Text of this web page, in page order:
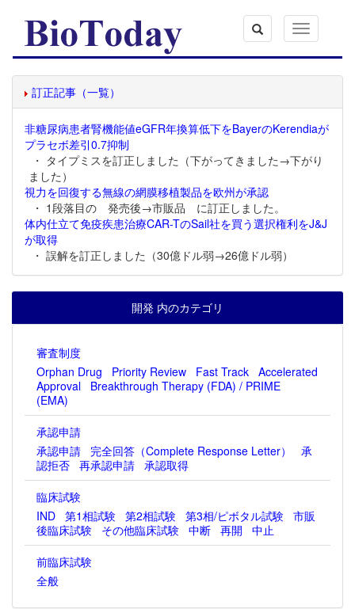
Toggle
navigation
訂正記事（一覧）
非糖尿病患者腎機能値eGFR年換算低下をBayerのKerendiaが
プラセボ差引0.7抑制
・ タイプミスを訂正しました（下がってきました→下がり
ました）
視力を回復する無線の網膜移植製品を欧州が承認
・ 1段落目の 発売後→市販品 に訂正しました。
体内仕立て免疫疾患治療CAR-TのSail社を買う選択権利をJ&J
が取得
・ 誤解を訂正しました（30億ドル弱→26億ドル弱）
開発 内のカテゴリ
審査制度
Orphan Drug
Priority Review Fast Track Accelerated
Approval
Breakthrough Therapy (FDA) / PRIME
(EMA)
承認申請
承認申請
完全回答（Complete Response Letter）
承
認拒否 再承認申請 承認取得
臨床試験
IND 第1相試験 第2相試験 第3相/ピボタル試験 市販
後臨床試験
その他臨床試験 中断 再開
中止
前臨床試験
全般